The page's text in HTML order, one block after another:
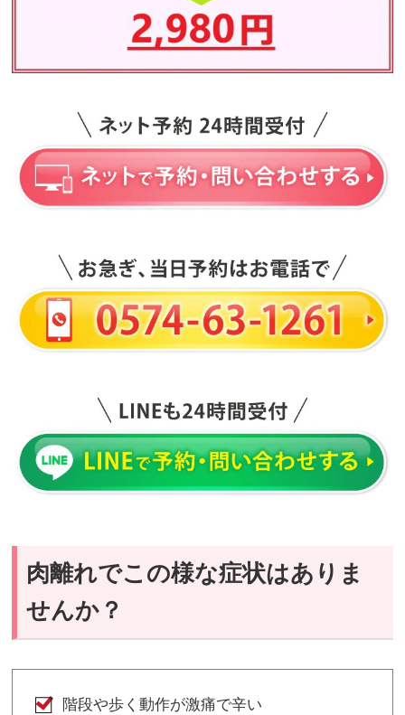
肉離れでこの様な症状はありま
せんか？
階段や歩く動作が激痛で辛い